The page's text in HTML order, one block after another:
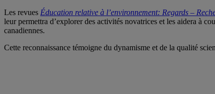
Les revues Éducation relative à l’environnement: Regards –
leur permettra d’explorer des activités novatrices et les aidera à
canadiennes.
Cette reconnaissance témoigne du dynamisme et de la qualité